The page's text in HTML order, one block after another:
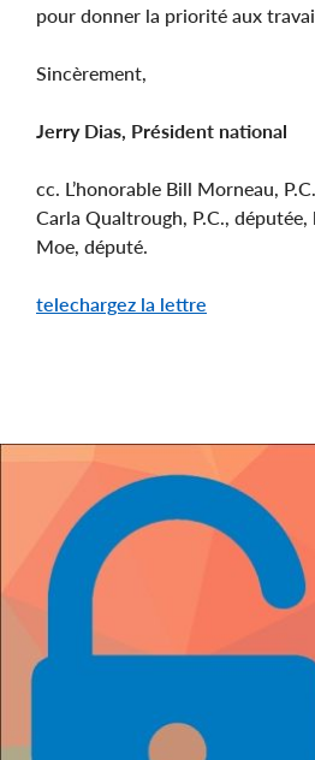
pour donner la priorité aux
Sincèrement,
Jerry Dias, Président national
cc. L’honorable Bill Morneau,
Carla Qualtrough, P.C., députée,
Moe, député.
telechargez la lettre